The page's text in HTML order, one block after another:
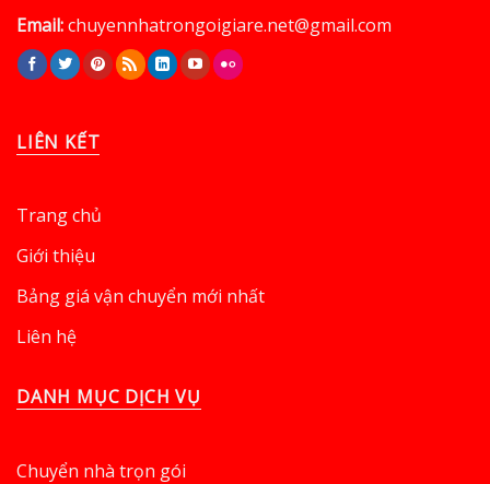
Email:chuyennhatrongoigiare.net@gmail.com
LIÊN KẾT
Trang chủ
Giới thiệu
Bảng giá vận chuyển mới nhất
Liên hệ
DANH MỤC DỊCH VỤ
Chuyển nhà trọn gói